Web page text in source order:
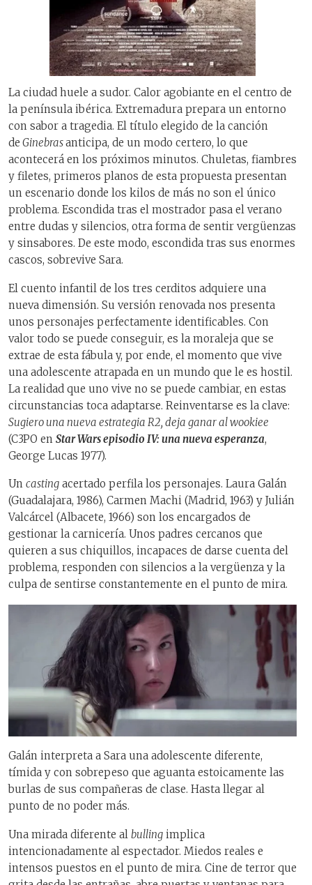
La ciudad huele a sudor. Calor agobiante en el centro de
la península ibérica. Extremadura prepara un entorno
con sabor a tragedia. El título elegido de la canción
de Ginebrasanticipa, de un modo certero, lo que
acontecerá en los próximos minutos. Chuletas, fiambres
y filetes, primeros planos de esta propuesta presentan
un escenario donde los kilos de más no son el único
problema. Escondida tras el mostrador pasa el verano
entre dudas y silencios, otra forma de sentir vergüenzas
y sinsabores. De este modo, escondida tras sus enormes
cascos, sobrevive Sara.
El cuento infantil de los tres cerditos adquiere una
nueva dimensión. Su versión renovada nos presenta
unos personajes perfectamente identificables. Con
valor todo se puede conseguir, es la moraleja que se
extrae de esta fábula y, por ende, el momento que vive
una adolescente atrapada en un mundo que le es hostil.
La realidad que uno vive no se puede cambiar, en estas
circunstancias toca adaptarse. Reinventarse es la clave:
Sugiero una nueva estrategia R2, deja ganar al wookiee
(C3PO en Star Wars episodio IV: una nueva esperanza,
George Lucas 1977).
Un casting acertado perfila los personajes. Laura Galán
(Guadalajara, 1986), Carmen Machi (Madrid, 1963) y Julián
Valcárcel (Albacete, 1966) son los encargados de
gestionar la carnicería. Unos padres cercanos que
quieren a sus chiquillos, incapaces de darse cuenta del
problema, responden con silencios a la vergüenza y la
culpa de sentirse constantemente en el punto de mira.
Galán interpreta a Sara una adolescente diferente,
tímida y con sobrepeso que aguanta estoicamente las
burlas de sus compañeras de clase. Hasta llegar al
punto de no poder más.
Una mirada diferente al bulling implica
intencionadamente al espectador. Miedos reales e
intensos puestos en el punto de mira. Cine de terror que